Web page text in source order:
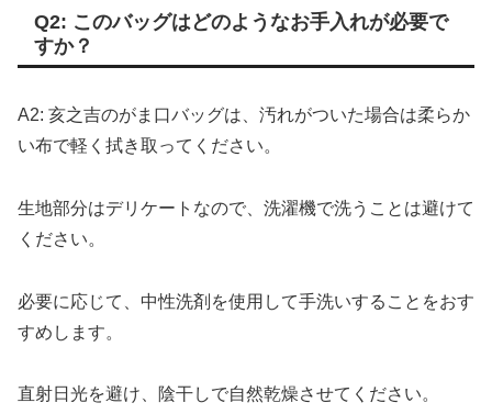
Q2: このバッグはどのようなお手入れが必要で
すか？
A2: 亥之吉のがま口バッグは、汚れがついた場合は柔らか
い布で軽く拭き取ってください。
生地部分はデリケートなので、洗濯機で洗うことは避けて
ください。
必要に応じて、中性洗剤を使用して手洗いすることをおす
すめします。
直射日光を避け、陰干しで自然乾燥させてください。